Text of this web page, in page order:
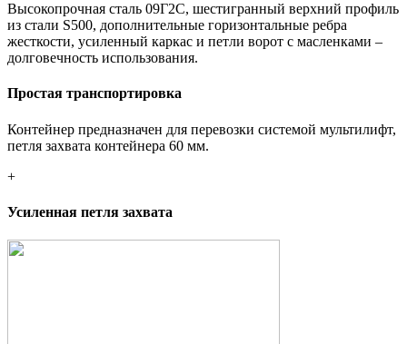
Высокопрочная сталь 09Г2С, шестигранный верхний профиль
из стали S500, дополнительные горизонтальные ребра
жесткости, усиленный каркас и петли ворот с масленками –
долговечность использования.
Простая транспортировка
Контейнер предназначен для перевозки системой мультилифт,
петля захвата контейнера 60 мм.
+
Усиленная петля захвата